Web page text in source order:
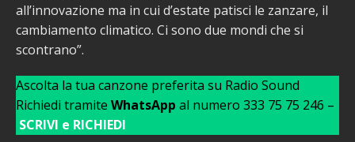
all’innovazione ma in cui d’estate patisci le zanzare, il
cambiamento climatico. Ci sono due mondi che si
scontrano”.
Ascolta la tua canzone preferita su Radio Sound
Richiedi tramite WhatsApp al numero 333 75 75 246 –
SCRIVI e RICHIEDI